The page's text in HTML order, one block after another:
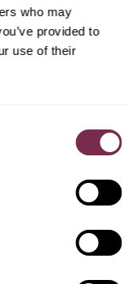
who may
provided to
use of their
1 DISPONIBILE
€ 321